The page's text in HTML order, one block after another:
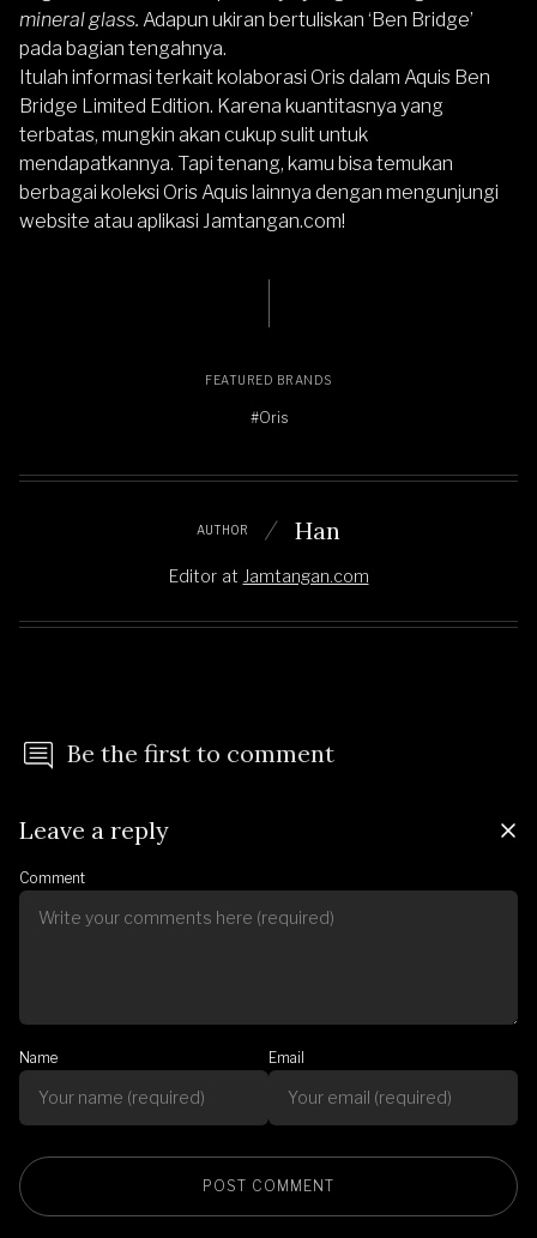
mineral glass. Adapun ukiran bertuliskan ‘Ben Bridge’
pada bagian tengahnya.
Itulah informasi terkait kolaborasi Oris dalam Aquis Ben
Bridge Limited Edition. Karena kuantitasnya yang
terbatas, mungkin akan cukup sulit untuk
mendapatkannya. Tapi tenang, kamu bisa temukan
berbagai koleksi Oris Aquis lainnya dengan mengunjungi
website atau aplikasi Jamtangan.com!
FEATURED BRANDS
#Oris
AUTHOR Han
Editor at Jamtangan.com
Be the first to comment
Leave a reply
Comment
Name Email